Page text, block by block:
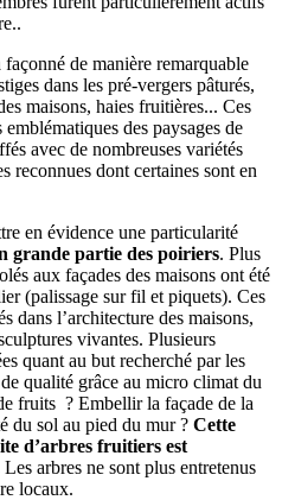
de manière remarquable
dans les pré-vergers pâturés,
maisons, haies fruitières... Ces
des paysages de
avec de nombreuses variétés
reconnues dont certaines sont en
en évidence une particularité
grande partie des poiriers. Plus
aux façades des maisons ont été
(palissage sur fil et piquets). Ces
dans l’architecture des maisons,
vivantes. Plusieurs
quant au but recherché par les
qualité grâce au micro climat du
fruits ? Embellir la façade de la
du sol au pied du mur ? Cette
d’arbres fruitiers est
Les arbres ne sont plus entretenus
locaux.